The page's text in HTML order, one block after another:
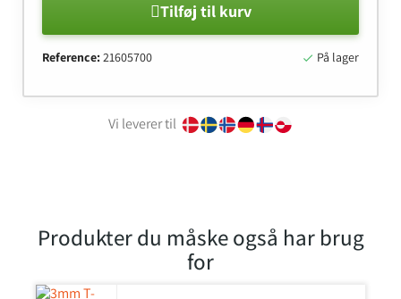
Tilføj til kurv
Reference:21605700  På lager
Vi leverer til
Produkter du måske også har brug
for